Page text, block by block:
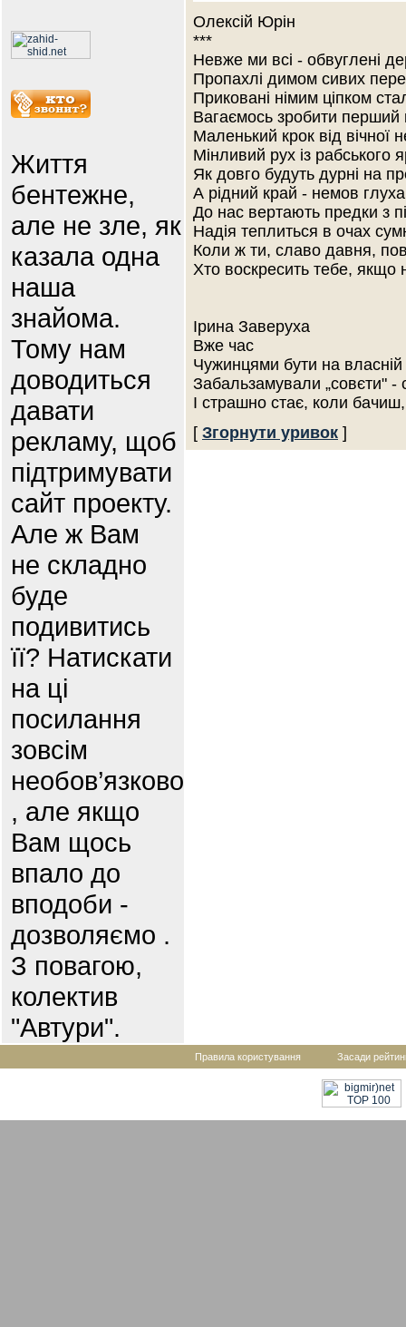
Життя
бентежне,
але не зле, як
казала одна
наша
знайома.
Тому нам
доводиться
давати
рекламу, щоб
підтримувати
сайт проекту.
Але ж Вам
не складно
буде
подивитись
її? Натискати
на ці
посилання
зовсім
необов’язково
, але якщо
Вам щось
впало до
вподоби -
дозволяємо .
З повагою,
колектив
"Автури".
Олексій Юрін
***
Невже ми всі - обвуглені
Пропахлі димом сивих
Приковані німим ціпком
Вагаємось зробити перший
Маленький крок від вічної
Мінливий рух із рабського
Як довго будуть дурні на
А рідний край - немов
До нас вертають предки з
Надія теплиться в очах
Коли ж ти, славо давня,
Хто воскресить тебе, якщо
Ірина Заверуха
Вже час
Чужинцями бути на власній
Забальзамували „совєти" -
І страшно стає, коли
[ Згорнути уривок ]
Правила користування Засади